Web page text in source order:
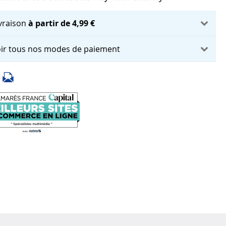
à partir de 4,99 €
tous nos modes de paiement